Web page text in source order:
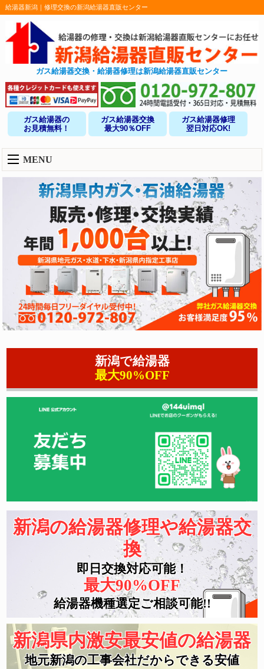
給湯器新潟｜修理交換の新潟給湯器直販センター
ガス給湯器交換・給湯器修理は新潟給湯器直販センター
ガス給湯器の
お見積無料！
ガス給湯器交換
最大90％OFF
ガス給湯器修理
翌日対応OK!
MENU
新潟で給湯器
最大90%OFF
新潟の給湯器修理や給湯器交
換
即日交換対応可能！
最大90%OFF
給湯器機種選定ご相談可能!!
新潟県内激安最安値の給湯器
地元新潟の工事会社だからできる安値